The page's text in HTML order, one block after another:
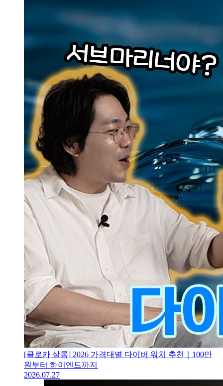
[클로카 살롱] 2026 가격대별 다이버 워치 추천｜100만
원부터 하이엔드까지
2026.07.27